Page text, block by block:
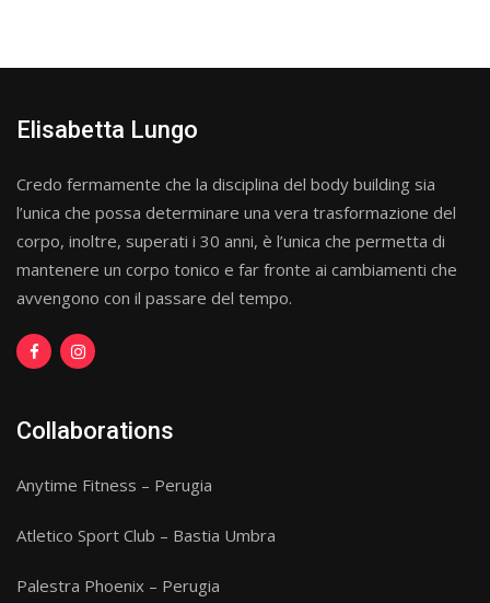
Elisabetta Lungo
Credo fermamente che la disciplina del body building sia
l’unica che possa determinare una vera trasformazione del
corpo, inoltre, superati i 30 anni, è l’unica che permetta di
mantenere un corpo tonico e far fronte ai cambiamenti che
avvengono con il passare del tempo.
Collaborations
Anytime Fitness – Perugia
Atletico Sport Club – Bastia Umbra
Palestra Phoenix – Perugia